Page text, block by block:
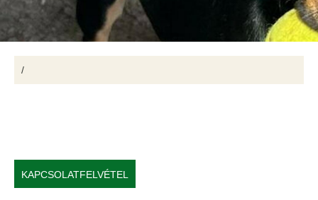
/
KAPCSOLATFELVÉTEL